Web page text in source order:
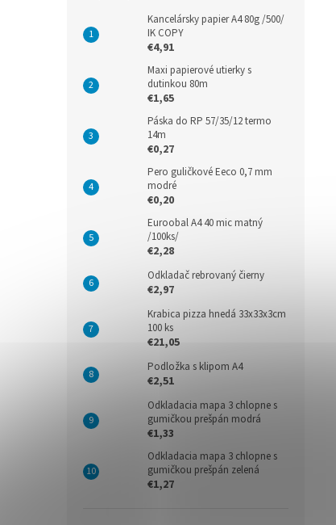
Kancelársky papier A4 80g /500/
IK COPY
€4,91
Maxi papierové utierky s
dutinkou 80m
€1,65
Páska do RP 57/35/12 termo
14m
€0,27
Pero guličkové Eeco 0,7 mm
modré
€0,20
Euroobal A4 40 mic matný
/100ks/
€2,28
Odkladač rebrovaný čierny
€2,97
Krabica pizza hnedá 33x33x3cm
100 ks
€21,05
Podložka s klipom A4
€2,51
Odkladacia mapa 3 chlopne s
gumičkou prešpán modrá
€1,33
Odkladacia mapa 3 chlopne s
gumičkou prešpán zelená
€1,27